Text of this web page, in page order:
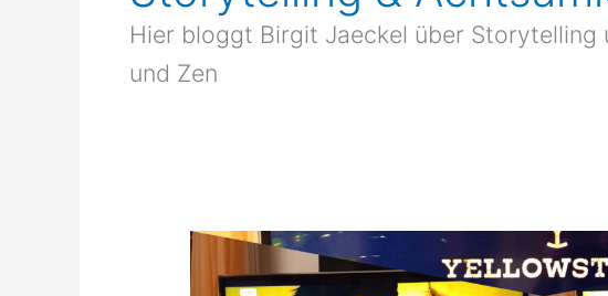
Hier bloggt Birgit Jaeckel über
und Zen
Von
Freiheit